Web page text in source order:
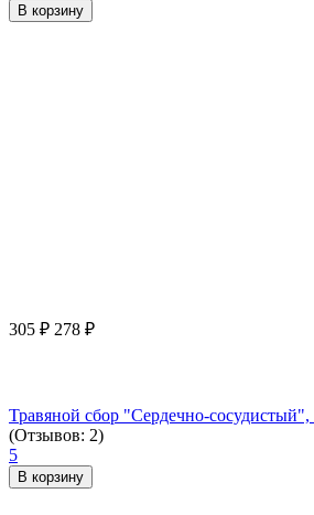
В корзину
305 ₽ 278 ₽
Травяной сбор "Сердечно-
(Отзывов: 2)
5
В корзину